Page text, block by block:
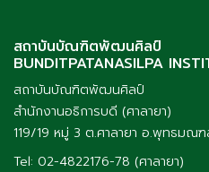
สถาบันบัณฑิตพัฒนศิลป์
BUNDITPATANASILPA
สถาบันบัณฑิตพัฒนศิลป์
สำนักงานอธิการบดี (ศาลายา)
119/19 หมู่ 3 ต.ศาลายา อ.พุทธมณ
Tel: 02-4822176-78 (ศาลายา)